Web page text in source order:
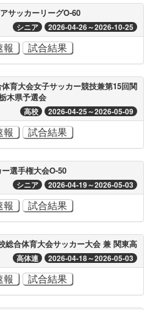
サッカーリーグO-60
シニア 2026-04-26～2026-10-25
報 試合結果
育大会女子サッカー競技兼第15回関
木県予選会
高校 2026-04-25～2026-05-09
報 試合結果
選手権大会O-50
シニア 2026-04-19～2026-05-03
報 試合結果
合体育大会サッカー大会 兼 関東高
高体連 2026-04-18～2026-05-03
報 試合結果